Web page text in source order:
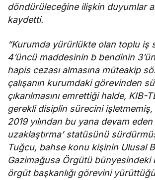
döndürüleceğine ilişkin duyumlar
kaydetti.
“Kurumda yürürlükte olan toplu iş
4’üncü maddesinin b bendinin
hapis cezası almasına müteakip
çalışanın kurumdaki görevinden
çıkarılmasını emrettiği halde, KIB-
gerekli disiplin sürecini işletmemiş,
2019 yılından bu yana devam
uzaklaştırma’ statüsünü
Tuğcu, bahse konu kişinin Ulusal
Gazimağusa Örgütü bünyesindeki
örgüt başkanlığı görevini